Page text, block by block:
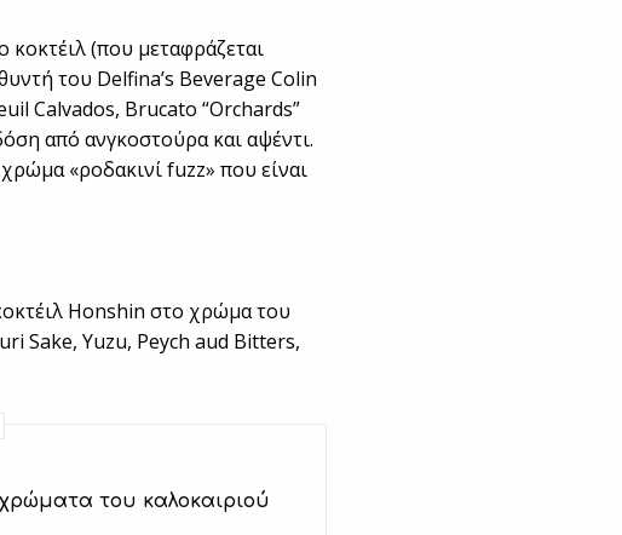
(που μεταφράζεται
του Delfina’s Beverage Colin
Calvados, Brucato “Orchards”
από ανγκοστούρα και αψέντι.
«ροδακινί fuzz» που είναι
Honshin στο χρώμα του
Sake, Yuzu, Peych aud Bitters,
του καλοκαιριού